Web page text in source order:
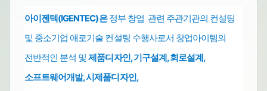
아이젠텍(IGENTEC)은정부 창업 관련 주관기관의 컨설팅
및 중소기업 애로기술 컨설팅 수행사로서 창업아이템의
전반적인 분석 및제품디자인, 기구설계, 회로설계,
소프트웨어개발,시제품디자인,